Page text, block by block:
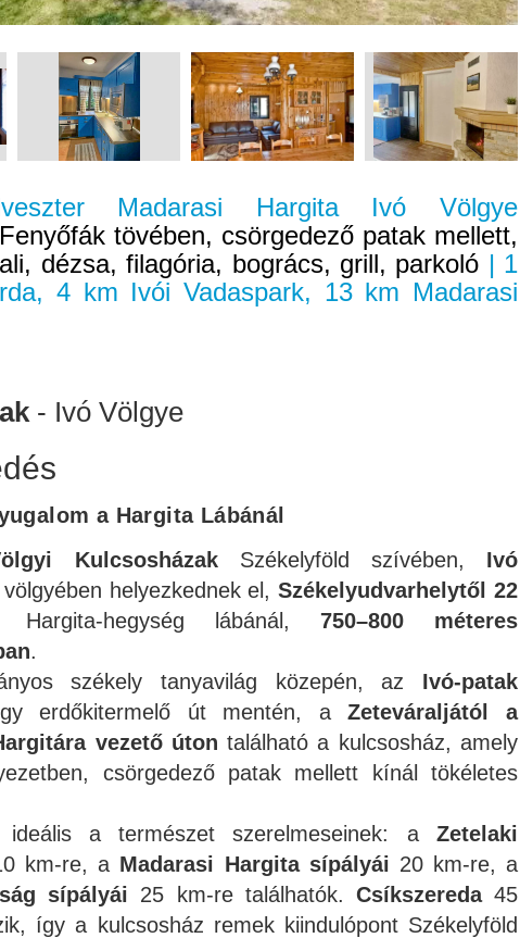
Madarasi Hargita Ivó Völgye
Fenyőfák tövében, csörgedező patak mellett,
dézsa, filagória, bogrács, grill, parkoló | 1
4 km Ivói Vadaspark, 13 km Madarasi
- Ivó Völgye
a Hargita Lábánál
KulcsosházakSzékelyföld szívében, Ivó
helyezkednek el,Székelyudvarhelytől 22
hegység lábánál, 750–800 méteres
.
székely tanyavilág közepén, az Ivó-patak
erdőkitermelő út mentén, aZeteváraljától a
vezető úton található a kulcsosház, amely
csörgedező patak mellett kínál tökéletes
a természet szerelmeseinek: a Zetelaki
km-re, a Madarasi Hargita sípályái 20 km-re, a
sípályái 25 km-re találhatók. Csíkszereda45
így a kulcsosház remek kiindulópont Székelyföld